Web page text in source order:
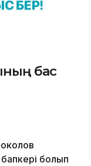
бас
болып